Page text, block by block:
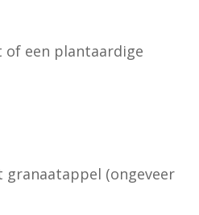
of een plantaardige
(ongeveer